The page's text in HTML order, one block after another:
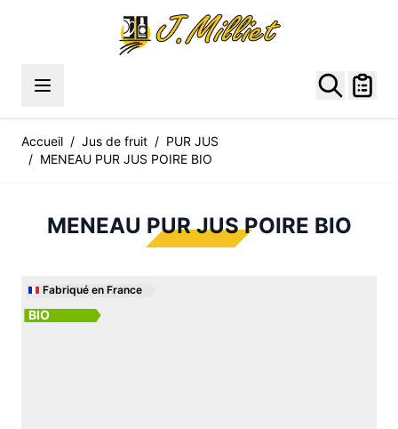
Accueil / Jus de fruit / PUR JUS
/ MENEAU PUR JUS POIRE BIO
MENEAU PUR JUS POIRE BIO
Fabriqué en France
BIO